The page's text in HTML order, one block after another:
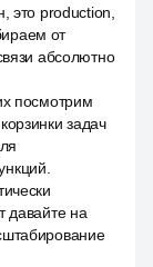
это production,
от
абсолютно
посмотрим
задач
давайте на